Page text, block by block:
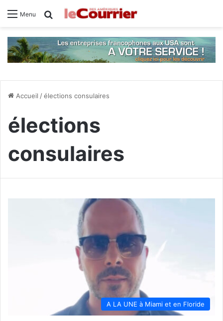
Menu Rechercher
Accueil /élections consulaires
élections
consulaires
A LA UNE à Miami et en Floride